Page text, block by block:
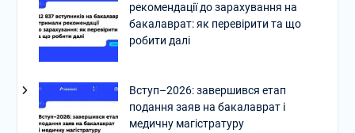
рекомендації до зарахування на
бакалаврат: як перевірити та що
робити далі
Вступ–2026: завершився етап
подання заяв на бакалаврат і
медичну магістратуру